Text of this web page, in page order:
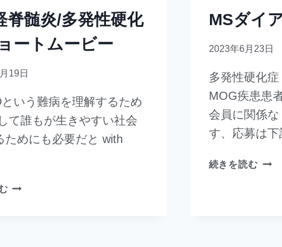
脊髄炎/多発性硬化
ートムービー
19日
いう難病を理解するため
て誰もが生きやすい社会
ためにも必要だと with
MSダイ
2023年6月23日
多発性硬化症
MOG疾患患
会員に関係な
す、応募は
続きを読む